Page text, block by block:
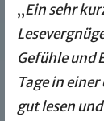
„Ein sehr
Gefühle
Tage in
gut lesen